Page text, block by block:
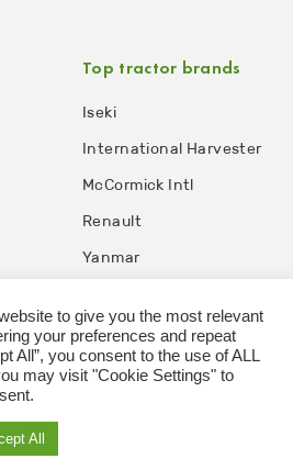
Top tractor brands
Iseki
International Harvester
McCormick Intl
Renault
Yanmar
Podmínky použití
Affiliate Disclosure
to give you the most relevant
your preferences and repeat
All”, you consent to the use of ALL
may visit "Cookie Settings" to
All